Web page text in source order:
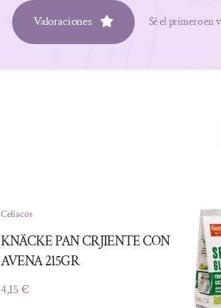
Valoraciones Sé el primero en
Celíacos
KNÄCKE PAN CRJIENTE CON
AVENA 215GR
4,15 €